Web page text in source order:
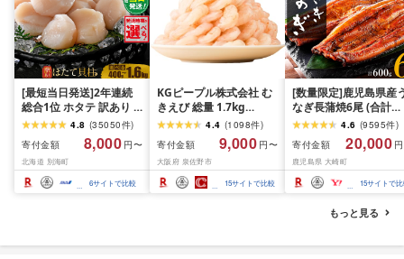
[最短当日発送]2年連続
総合1位 ホタテ 訳あり (
ふるさと納税 ほたて ふ
るさと納税 訳あり 帆立
ふるさと わけあり ホタ
テ貝柱 貝 人気 不揃い 刺
身 規格外 魚介 ランキン
グ 海鮮 冷凍 発送時期が
4.8 (35050件)
寄付金額
8,000 円〜
北海道 別海町
6サイトで比較
KGピープル株式会社 む
きえび 総量 1.7kg
(850g×2P) 特大 5Lサイ
ズ バナメイエビ バラ凍
結 下処理不要 サイズ不
揃い 訳あり
4.4 (1098件)
寄付金額
9,000 円〜
大阪府 泉佐野市
15サイトで比較
[数量限定]鹿児島県産
なぎ長蒲焼6尾 (合計
600g以上)4.6 (9595件)
寄付金額
20,000
鹿児島県 大崎町
15サイトで
もっと見る